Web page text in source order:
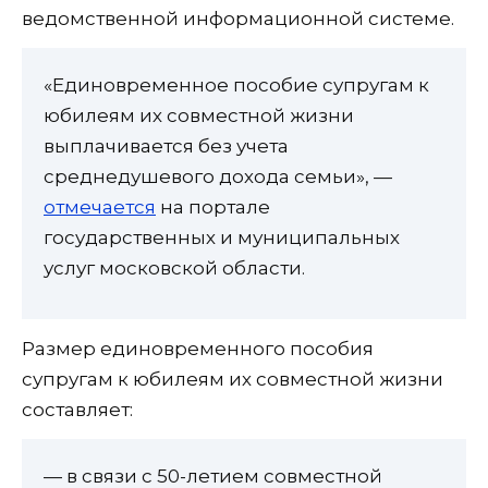
ведомственной информационной системе.
«Единовременное пособие супругам к
юбилеям их совместной жизни
выплачивается без учета
среднедушевого дохода семьи», —
отмечается на портале
государственных и муниципальных
услуг московской области.
Размер единовременного пособия
супругам к юбилеям их совместной жизни
составляет:
— в связи с 50-летием совместной